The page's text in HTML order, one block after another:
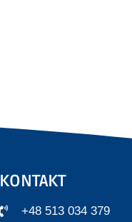
KONTAKT
+48 513 034 379